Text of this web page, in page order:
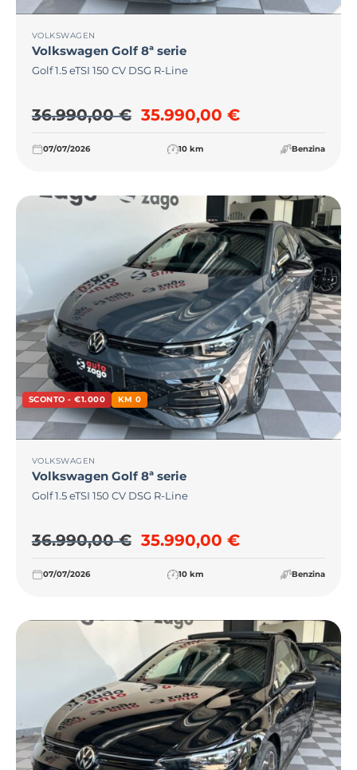
VOLKSWAGEN
Volkswagen Golf 8ª serie
Golf 1.5 eTSI 150 CV DSG R-Line
36.990,00€ Il prezzo originale era:
35.990,00 €Il prezzo
07/07/2026 10 km Benzina
SCONTO - €1.000 KM 0
VOLKSWAGEN
Volkswagen Golf 8ª serie
Golf 1.5 eTSI 150 CV DSG R-Line
36.990,00€ Il prezzo originale era:
35.990,00 €Il prezzo
07/07/2026 10 km Benzina